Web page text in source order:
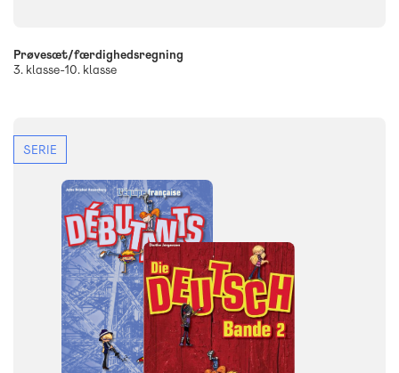
Prøvesæt/færdighedsregning
3. klasse-10. klasse
SERIE